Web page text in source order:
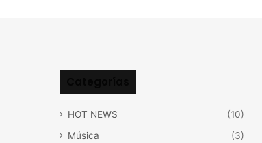
HOT NEWS
(10)
Música
(3)